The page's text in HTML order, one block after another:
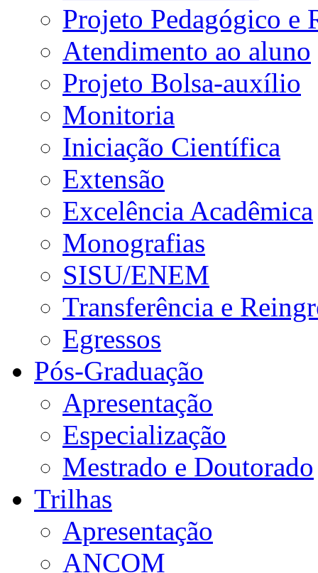
Projeto Pedagógico e
Atendimento ao aluno
Projeto Bolsa-auxílio
Monitoria
Iniciação Científica
Extensão
Excelência Acadêmica
Monografias
SISU/ENEM
Transferência e
Egressos
Pós-Graduação
Apresentação
Especialização
Mestrado e Doutorado
Trilhas
Apresentação
ANCOM